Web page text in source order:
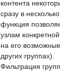
контента
сразу в
функция
узлам
на его
других группах).
Фильтрация